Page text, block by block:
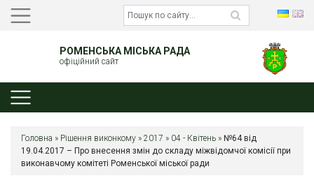
РОМЕНСЬКА МІСЬКА РАДА
офіційний сайт
Головна » Рішення виконкому » 2017 » 04 - Квітень » №64 від
19.04.2017 – Про внесення змін до складу міжвідомчої комісії при
виконавчому комітеті Роменської міської ради